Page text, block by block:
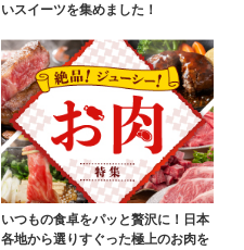
いスイーツを集めました！
いつもの食卓をパッと贅沢に！日本
各地から選りすぐった極上のお肉を